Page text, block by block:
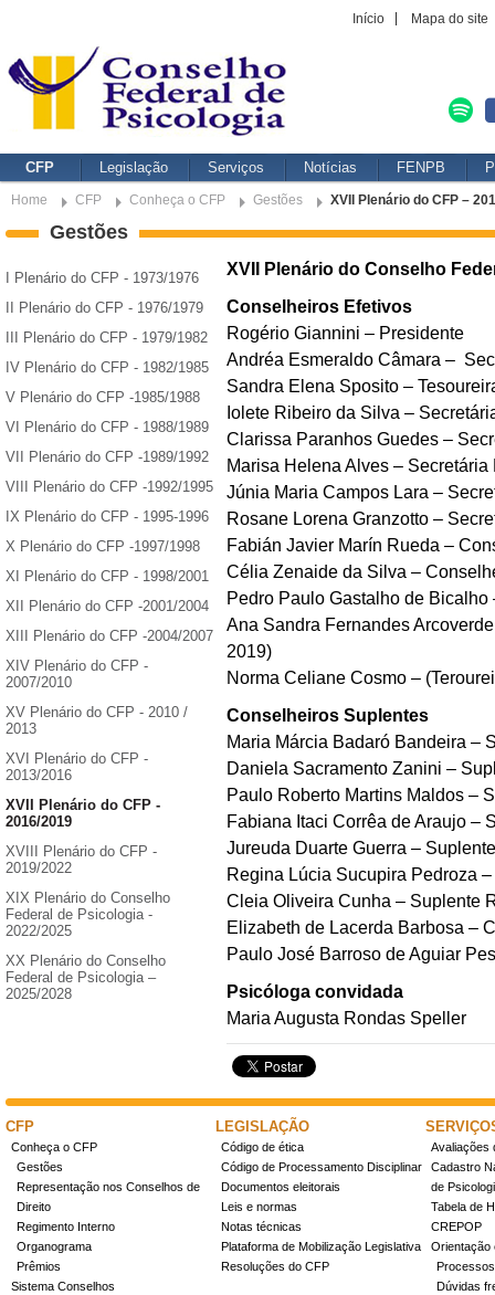
Início Mapa do site
CFP Legislação Serviços Notícias FENPB
Home CFP Conheça o CFP Gestões XVII Plenário do CFP –
Gestões
I Plenário do CFP - 1973/1976
II Plenário do CFP - 1976/1979
III Plenário do CFP - 1979/1982
IV Plenário do CFP - 1982/1985
V Plenário do CFP -1985/1988
VI Plenário do CFP - 1988/1989
VII Plenário do CFP -1989/1992
VIII Plenário do CFP -1992/1995
IX Plenário do CFP - 1995-1996
X Plenário do CFP -1997/1998
XI Plenário do CFP - 1998/2001
XII Plenário do CFP -2001/2004
XIII Plenário do CFP -2004/2007
XIV Plenário do CFP -
2007/2010
XV Plenário do CFP - 2010 /
2013
XVI Plenário do CFP -
2013/2016
XVII Plenário do CFP -
2016/2019
XVIII Plenário do CFP -
2019/2022
XIX Plenário do Conselho
Federal de Psicologia -
2022/2025
XX Plenário do Conselho
Federal de Psicologia –
2025/2028
XVII Plenário do Conselho
Conselheiros Efetivos
Rogério Giannini – Presidente
Andréa Esmeraldo Câmara –
Sandra Elena Sposito –
Iolete Ribeiro da Silva –
Clarissa Paranhos Guedes –
Marisa Helena Alves –
Júnia Maria Campos Lara –
Rosane Lorena Granzotto –
Fabián Javier Marín Rueda –
Célia Zenaide da Silva –
Pedro Paulo Gastalho de
Ana Sandra Fernandes
2019)
Norma Celiane Cosmo –
Conselheiros Suplentes
Maria Márcia Badaró Bandeira –
Daniela Sacramento Zanini –
Paulo Roberto Martins Maldos –
Fabiana Itaci Corrêa de Araujo –
Jureuda Duarte Guerra –
Regina Lúcia Sucupira Pedroza
Cleia Oliveira Cunha – Suplente
Elizabeth de Lacerda Barbosa –
Paulo José Barroso de Aguiar
Psicóloga convidada
Maria Augusta Rondas Speller
CFP
Conheça o CFP
Gestões
Representação nos Conselhos de
Direito
Regimento Interno
Organograma
Prêmios
Sistema Conselhos
LEGISLAÇÃO
Código de ética
Código de Processamento Disciplinar
Documentos eleitorais
Leis e normas
Notas técnicas
Plataforma de Mobilização Legislativa
Resoluções do CFP
Avaliações
Cadastro
de
Tabela de
CREPOP
Orientação
Dúvidas